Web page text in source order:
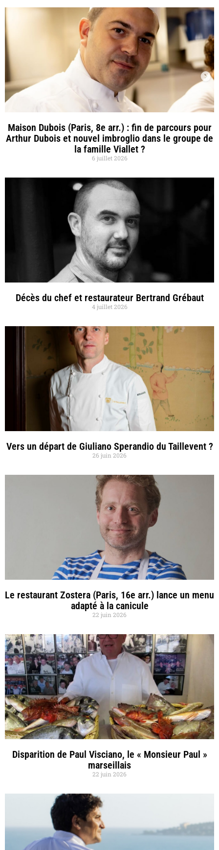
Maison Dubois (Paris, 8e arr.) : fin de parcours pour
Arthur Dubois et nouvel imbroglio dans le groupe de
la famille Viallet ?
6 juillet 2026
Décès du chef et restaurateur Bertrand Grébaut
4 juillet 2026
Vers un départ de Giuliano Sperandio du Taillevent ?
26 juin 2026
Le restaurant Zostera (Paris, 16e arr.) lance un menu
adapté à la canicule
22 juin 2026
Disparition de Paul Visciano, le « Monsieur Paul »
marseillais
22 juin 2026